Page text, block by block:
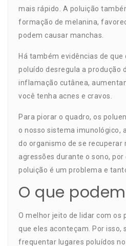
mais rápido. A poluição
formação de melanina,
podem causar manchas.
Há também evidências de
poluído desregula a produção
inflamação cutânea,
você tenha acnes e cravos.
Para piorar o quadro, os
o nosso sistema imunológico,
do organismo de se
agressões durante o sono, por
poluição é um problema e
O que
O melhor jeito de lidar com os
que eles aconteçam. Por isso,
frequentar lugares poluídos no